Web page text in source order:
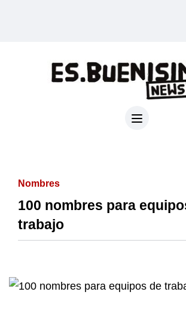
Nombres
100 nombres para
trabajo